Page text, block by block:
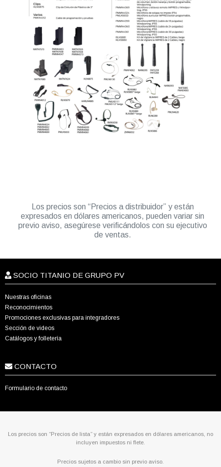
Los precios son “Precios a distribuidor” y están
expresados en dólares americanos, pueden variar sin
previo aviso, asegúrese verificándolos con su ejecutivo
de ventas.
SOCIO TITANIO DE GRUPO PV
Nuestras oficinas
Reconocimientos
Promociones exclusivas para integradores
Sección de videos
Catálogos y folletería
CONTACTO
Formulario de contacto
Los precios son “Precios de lista” y están expresados en dólares americanos, no
incluyen impuestos ni flete.
Precios sujetos a cambio sin previo aviso.